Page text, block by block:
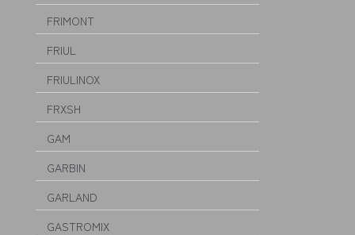
FRIMONT
FRIUL
FRIULINOX
FRXSH
GAM
GARBIN
GARLAND
GASTROMIX